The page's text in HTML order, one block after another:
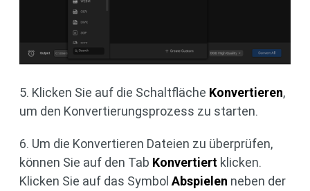
5. Klicken Sie auf die Schaltfläche Konvertieren,
um den Konvertierungsprozess zu starten.
6. Um die Konvertieren Dateien zu überprüfen,
können Sie auf den Tab Konvertiert klicken.
Klicken Sie auf das Symbol Abspielen neben der